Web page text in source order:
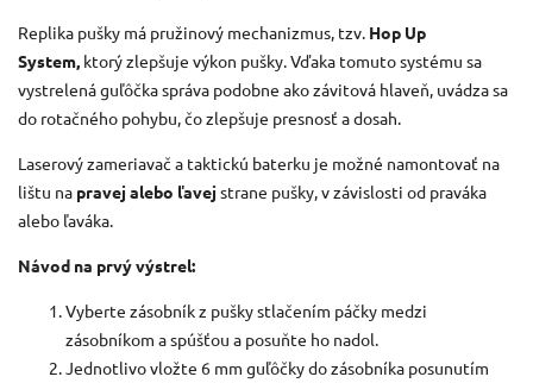
Replika pušky má pružinový mechanizmus, tzv. Hop Up
System, ktorý zlepšuje výkon pušky. Vďaka tomuto systému sa
vystrelená guľôčka správa podobne ako závitová hlaveň, uvádza sa
do rotačného pohybu, čo zlepšuje presnosť a dosah.
Laserový zameriavač a taktickú baterku je možné namontovať na
lištu na pravej alebo ľavejstrane pušky, v závislosti od praváka
alebo ľaváka.
Návod na prvý výstrel:
Vyberte zásobník z pušky stlačením páčky medzi
zásobníkom a spúšťou a posuňte ho nadol.
Jednotlivo vložte 6 mm guľôčky do zásobníka posunutím